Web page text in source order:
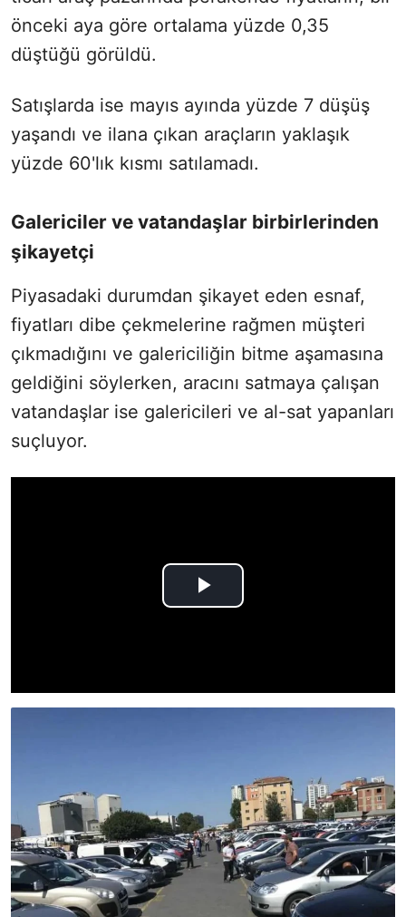
önceki aya göre ortalama yüzde 0,35
düştüğü görüldü.
Satışlarda ise mayıs ayında yüzde 7 düşüş
yaşandı ve ilana çıkan araçların yaklaşık
yüzde 60'lık kısmı satılamadı.
Galericiler ve vatandaşlar birbirlerinden
şikayetçi
Piyasadaki durumdan şikayet eden esnaf,
fiyatları dibe çekmelerine rağmen müşteri
çıkmadığını ve galericiliğin bitme aşamasına
geldiğini söylerken, aracını satmaya çalışan
vatandaşlar ise galericileri ve al-sat yapanları
suçluyor.